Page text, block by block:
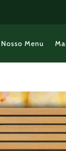
Nosso Menu